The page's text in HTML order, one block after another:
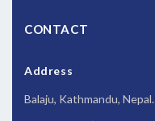
CONTACT
Address
Balaju, Kathmandu, Nepal.